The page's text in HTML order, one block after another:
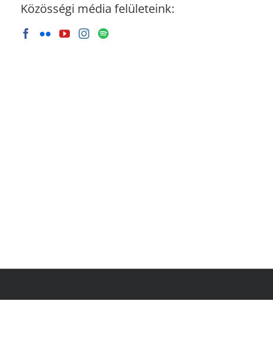
Közösségi média felületeink: